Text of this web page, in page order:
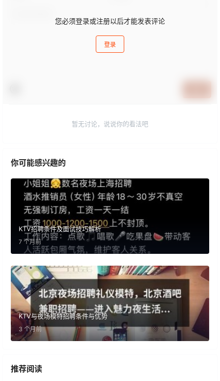
您必须登录或注册以后才能发表评论
登录
暂无讨论，说说你的看法吧
你可能感兴趣的
KTV招聘条件及面试技巧解析
7 个月前
KTV与夜场模特招聘条件与优势
3 个月前
推荐阅读